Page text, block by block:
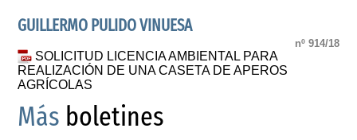
GUILLERMO PULIDO VINUESA
nº 914/18
SOLICITUD LICENCIA AMBIENTAL PARA
REALIZACIÓN DE UNA CASETA DE APEROS
AGRÍCOLAS
Más boletines